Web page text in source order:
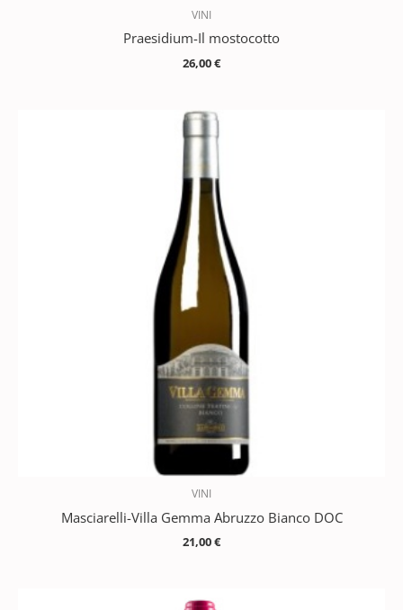
VINI
Praesidium-Il mostocotto
26,00€
VINI
Masciarelli-Villa Gemma Abruzzo Bianco DOC
21,00€